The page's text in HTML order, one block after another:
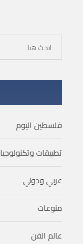
فلسطين اليوم
تطبيقات وتكنولوجيا
عربي ودولي
منوعات
عالم الفن